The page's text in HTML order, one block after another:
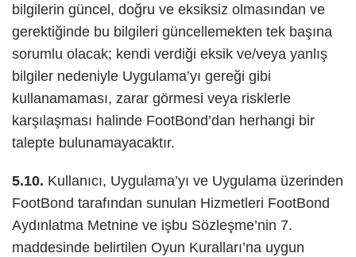
bilgilerin güncel, doğru ve eksiksiz olmasından ve
gerektiğinde bu bilgileri güncellemekten tek başına
sorumlu olacak; kendi verdiği eksik ve/veya yanlış
bilgiler nedeniyle Uygulama’yı gereği gibi
kullanamaması, zarar görmesi veya risklerle
karşılaşması halinde FootBond’dan herhangi bir
talepte bulunamayacaktır.
5.10. Kullanıcı, Uygulama’yı ve Uygulama üzerinden
FootBond tarafından sunulan Hizmetleri FootBond
Aydınlatma Metnine ve işbu Sözleşme’nin 7.
maddesinde belirtilen Oyun Kuralları’na uygun